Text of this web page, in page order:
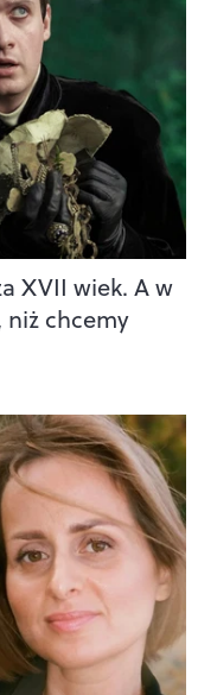
XVII wiek. A w
niż chcemy